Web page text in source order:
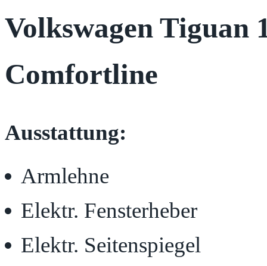
Volkswagen Tiguan
Comfortline
Ausstattung:
Armlehne
Elektr. Fensterheber
Elektr. Seitenspiegel